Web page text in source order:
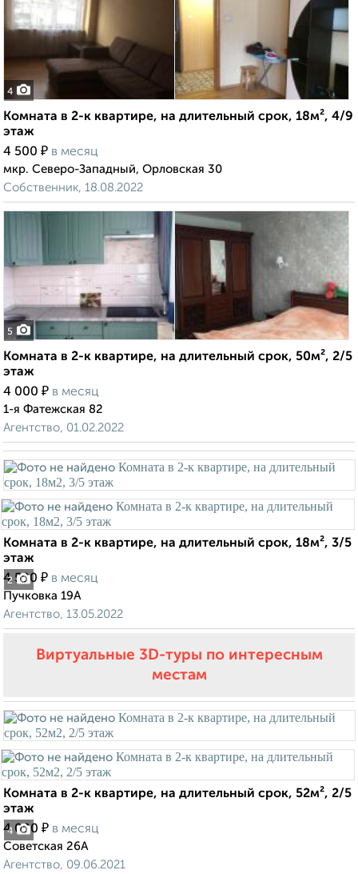
4
Комната в 2-к квартире, на длительный срок, 18м², 4/9
этаж
4 500 ₽ в месяц
мкр. Северо-Западный, Орловская 30
Собственник, 18.08.2022
5
Комната в 2-к квартире, на длительный срок, 50м², 2/5
этаж
4 000 ₽ в месяц
1-я Фатежская 82
Агентство, 01.02.2022
2
Комната в 2-к квартире, на длительный срок, 18м², 3/5
этаж
4 500 ₽ в месяц
Пучковка 19А
Агентство, 13.05.2022
Виртуальные 3D-туры по интересным
местам
4
Комната в 2-к квартире, на длительный срок, 52м², 2/5
этаж
4 000 ₽ в месяц
Советская 26А
Агентство, 09.06.2021